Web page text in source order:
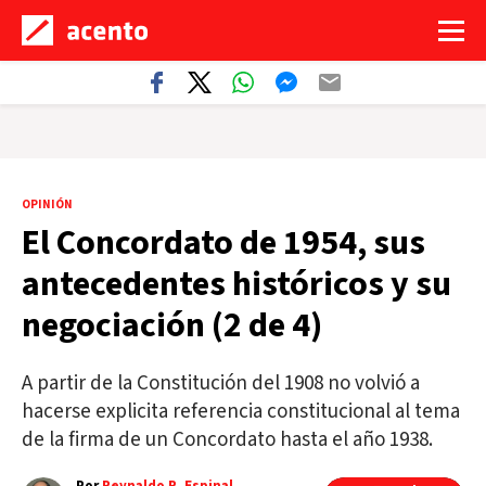
OPINIÓN
El Concordato de 1954, sus
antecedentes históricos y su
negociación (2 de 4)
A partir de la Constitución del 1908 no volvió a
hacerse explicita referencia constitucional al tema
de la firma de un Concordato hasta el año 1938.